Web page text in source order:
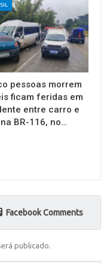
pessoas morrem
ficam feridas em
entre carro e
BR-116, no…
Facebook Comments
publicado.